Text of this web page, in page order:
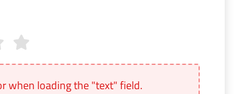
su questa pagina?
when loading the "text" field.